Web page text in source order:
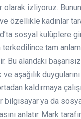
olarak izliyoruz.
özellikle kadınlar
sosyal kulüplere
tam
Bu alandaki
aşağılık
kaldırmaya
bilgisayar ya da
anlatır. Mark